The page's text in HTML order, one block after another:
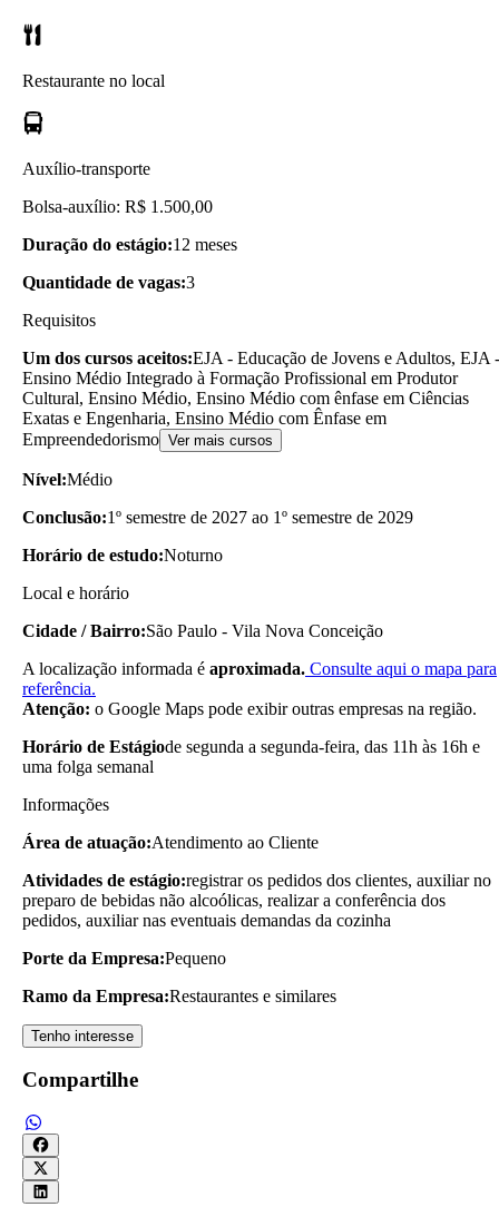
Restaurante no local
Auxílio-transporte
Bolsa-auxílio: R$ 1.500,00
Duração do estágio:12 meses
Quantidade de vagas:3
Requisitos
Um dos cursos aceitos:EJA - Educação de Jovens e Adultos, EJA -
Ensino Médio Integrado à Formação Profissional em Produtor
Cultural, Ensino Médio, Ensino Médio com ênfase em Ciências
Exatas e Engenharia, Ensino Médio com Ênfase em
Empreendedorismo Ver mais cursos
Nível:Médio
Conclusão:1º semestre de 2027 ao 1º semestre de 2029
Horário de estudo:Noturno
Local e horário
Cidade / Bairro:São Paulo - Vila Nova Conceição
A localização informada é aproximada. Consulte aqui o mapa para
referência.
Atenção: o Google Maps pode exibir outras empresas na região.
Horário de Estágiode segunda a segunda-feira, das 11h às 16h e
uma folga semanal
Informações
Área de atuação:Atendimento ao Cliente
Atividades de estágio:registrar os pedidos dos clientes, auxiliar no
preparo de bebidas não alcoólicas, realizar a conferência dos
pedidos, auxiliar nas eventuais demandas da cozinha
Porte da Empresa:Pequeno
Ramo da Empresa:Restaurantes e similares
Tenho interesse
Compartilhe